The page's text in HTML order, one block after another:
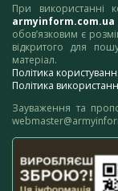
При використанні
armyinform.com.ua
обов’язковим є
відкритого для
матеріал.
Політика
Політика
Зауваження та